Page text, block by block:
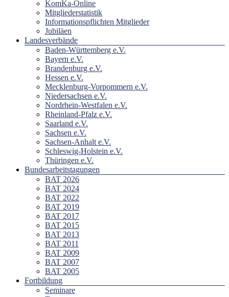
KomKa-Online
Mitgliederstatistik
Informationspflichten Mitglieder
Jubiläen
Landesverbände
Baden-Württemberg e.V.
Bayern e.V.
Brandenburg e.V.
Hessen e.V.
Mecklenburg-Vorpommern e.V.
Niedersachsen e.V.
Nordrhein-Westfalen e.V.
Rheinland-Pfalz e.V.
Saarland e.V.
Sachsen e.V.
Sachsen-Anhalt e.V.
Schleswig-Holstein e.V.
Thüringen e.V.
Bundesarbeitstagungen
BAT 2026
BAT 2024
BAT 2022
BAT 2019
BAT 2017
BAT 2015
BAT 2013
BAT 2011
BAT 2009
BAT 2007
BAT 2005
Fortbildung
Seminare